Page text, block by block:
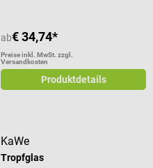
ab€ 34,74*
Preise inkl. MwSt. zzgl.
Versandkosten
Produktdetails
KaWe
Tropfglas